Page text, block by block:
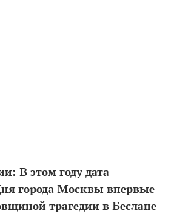
В этом году дата
города Москвы впервые
трагедии в Беслане